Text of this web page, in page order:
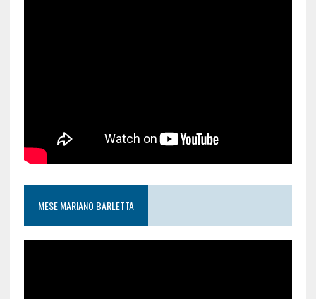
MESE MARIANO BARLETTA